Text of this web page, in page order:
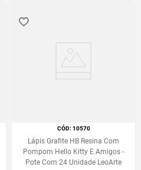
:10570
Lápis Grafite HB Resina Com
Pompom Hello Kitty E Amigos -
Pote Com 24 Unidade LeoArte